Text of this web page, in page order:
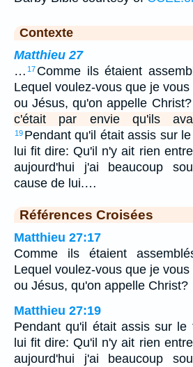
Contexte
Matthieu 27
… 17 Comme ils étaient
Lequel voulez-vous que je
ou Jésus, qu'on appelle Christ?
c'était par envie qu'ils
19 Pendant qu'il était assis sur
lui fit dire: Qu'il n'y ait rien
aujourd'hui j'ai beaucoup
cause de lui.…
Références Croisées
Matthieu 27:17
Comme ils étaient
Lequel voulez-vous que je
ou Jésus, qu'on appelle Christ?
Matthieu 27:19
Pendant qu'il était assis sur le
lui fit dire: Qu'il n'y ait rien
aujourd'hui j'ai beaucoup